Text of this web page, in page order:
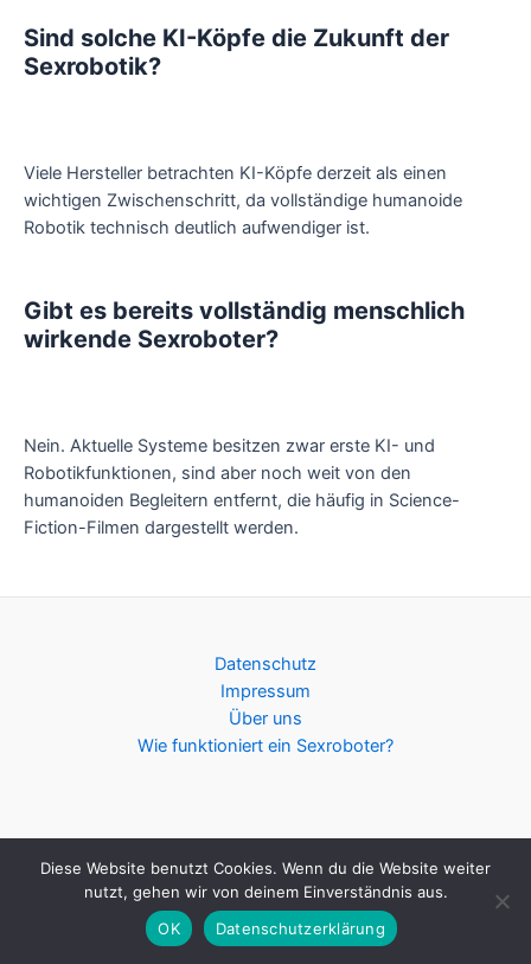
Sind solche KI-Köpfe die Zukunft der
Sexrobotik?
Viele Hersteller betrachten KI-Köpfe derzeit als einen
wichtigen Zwischenschritt, da vollständige humanoide
Robotik technisch deutlich aufwendiger ist.
Gibt es bereits vollständig menschlich
wirkende Sexroboter?
Nein. Aktuelle Systeme besitzen zwar erste KI- und
Robotikfunktionen, sind aber noch weit von den
humanoiden Begleitern entfernt, die häufig in Science-
Fiction-Filmen dargestellt werden.
Datenschutz
Impressum
Über uns
Wie funktioniert ein Sexroboter?
Copyright © 2026 Choose your bot | Powered by
WordPress-Theme
Diese Website benutzt Cookies. Wenn du die Website weiter
nutzt, gehen wir von deinem Einverständnis aus.
OK
Datenschutzerklärung